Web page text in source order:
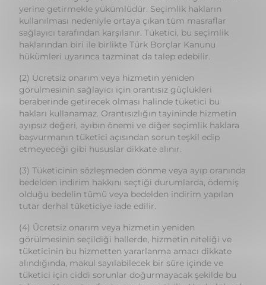
hükümleri uyarınca tazminat da talep edebilir.
(2) Ücretsiz onarım veya hizmetin yeniden
görülmesinin sağlayıcı için orantısız güçlükleri
beraberinde getirecek olması halinde tüketici bu
hakları kullanamaz. Orantısızlığın tayininde hizmetin
ayıpsız değeri, ayıbın önemi ve diğer seçimlik haklara
başvurmanın tüketici açısından sorun teşkil edip
etmeyeceği gibi hususlar dikkate alınır.
(3) Tüketicinin sözleşmeden dönme veya ayıp oranında
bedelden indirim hakkını seçtiği durumlarda, ödemiş
olduğu bedelin tümü veya bedelden indirim yapılan
tutar derhal tüketiciye iade edilir.
(4) Ücretsiz onarım veya hizmetin yeniden
görülmesinin seçildiği hallerde, hizmetin niteliği ve
tüketicinin bu hizmetten yararlanma amacı dikkate
alındığında, makul sayılabilecek bir süre içinde ve
tüketici için ciddi sorunlar doğurmayacak şekilde bu
talep sağlayıcı tarafından yerine getirilir. Her halükarda
bu süre talebin sağlayıcıya yöneltilmesinden itibaren
otuz iş gününü geçemez. Aksi takdirde tüketici diğer
seçimlik haklarını kullanmakta serbesttir.